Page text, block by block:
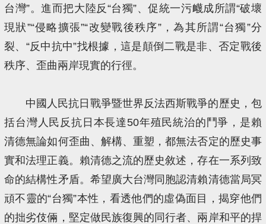
台灣”。進而把大陸反“台獨”、促統一污衊成所謂“破壞
現狀”“侵略擴張”“改變戰後秩序”，為其所謂“台獨”分
裂、“反中抗中”找根據，這是顛倒二戰是非、否定戰後
秩序、歪曲兩岸現實的行徑。
中國人民抗日戰爭暨世界反法西斯戰爭的歷史，包
括台灣人民反抗日本長達50年殖民統治的鬥爭，是賴
清德無論如何歪曲、解構、重塑，都無法否定的歷史事
實和法理正義。賴清德之流的歷史敘述，存在一系列致
命的結構性矛盾。希望廣大台灣同胞認清賴清德當局冥
頑不靈的“台獨”本性，看透他們的虛偽面目，揭穿他們
的拙劣伎倆，堅定做民族復興的同行者、兩岸和平的捍